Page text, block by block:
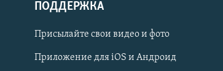
Українською
Qırımtatar
ПОДДЕРЖКА
Присылайте свои видео и фото
Приложение для iOS и Андроид